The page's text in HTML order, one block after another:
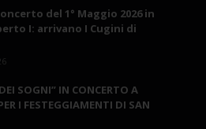
del 1° Maggio 2026 in
I: arrivano I Cugini di
SOGNI” IN CONCERTO A
I FESTEGGIAMENTI DI SAN